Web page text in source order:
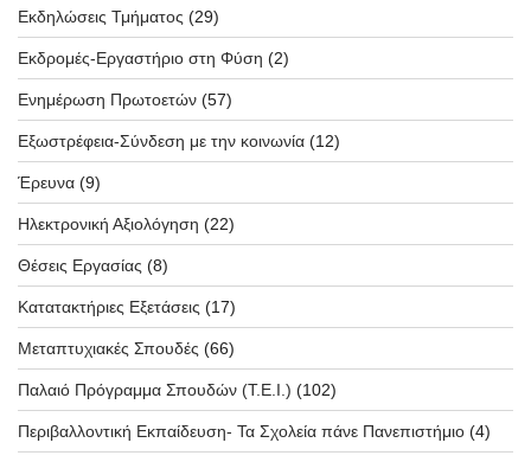
Εκδηλώσεις Τμήματος (29)
Εκδρομές-Εργαστήριο στη Φύση (2)
Ενημέρωση Πρωτοετών (57)
Εξωστρέφεια-Σύνδεση με την κοινωνία (12)
Έρευνα (9)
Ηλεκτρονική Αξιολόγηση (22)
Θέσεις Εργασίας (8)
Κατατακτήριες Εξετάσεις (17)
Μεταπτυχιακές Σπουδές (66)
Παλαιό Πρόγραμμα Σπουδών (T.E.I.) (102)
Περιβαλλοντική Εκπαίδευση- Τα Σχολεία πάνε Πανεπιστήμιο (4)